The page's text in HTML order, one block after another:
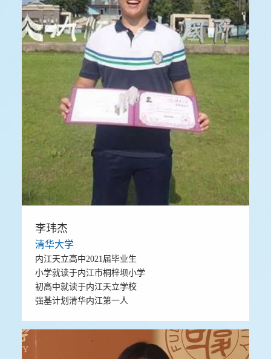
李玮杰
清华大学
内江天立高中2021届毕业生
小学就读于内江市桐梓坝小学
初高中就读于内江天立学校
强基计划清华内江第一人